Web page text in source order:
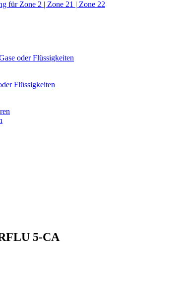
für Zone 2 | Zone 21 | Zone 22
oder Flüssigkeiten
Flüssigkeiten
5-CA